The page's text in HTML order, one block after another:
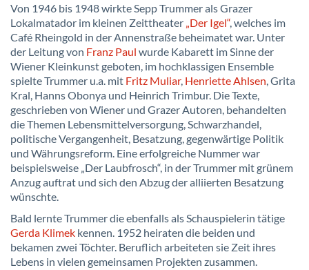
Von 1946 bis 1948 wirkte Sepp Trummer als Grazer
Lokalmatador im kleinen Zeittheater „Der Igel“, welches im
Café Rheingold in der Annenstraße beheimatet war. Unter
der Leitung von Franz Paul wurde Kabarett im Sinne der
Wiener Kleinkunst geboten, im hochklassigen Ensemble
spielte Trummer u.a. mit Fritz Muliar, Henriette Ahlsen, Grita
Kral, Hanns Obonya und Heinrich Trimbur. Die Texte,
geschrieben von Wiener und Grazer Autoren, behandelten
die Themen Lebensmittelversorgung, Schwarzhandel,
politische Vergangenheit, Besatzung, gegenwärtige Politik
und Währungsreform. Eine erfolgreiche Nummer war
beispielsweise „Der Laubfrosch“, in der Trummer mit grünem
Anzug auftrat und sich den Abzug der alliierten Besatzung
wünschte.
Bald lernte Trummer die ebenfalls als Schauspielerin tätige
Gerda Klimek kennen. 1952 heiraten die beiden und
bekamen zwei Töchter. Beruflich arbeiteten sie Zeit ihres
Lebens in vielen gemeinsamen Projekten zusammen.